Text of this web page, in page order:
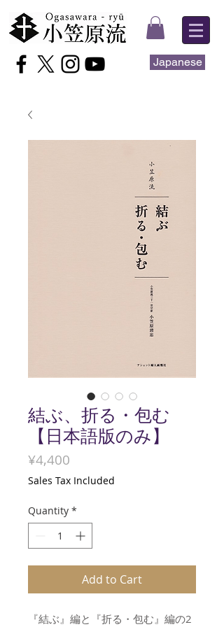
Japanese
結ぶ、折る・包む
【日本語版のみ】
¥4,400
Sales Tax Included
Quantity *
Add to Cart
『結ぶ』編と『折る・包む』編の2